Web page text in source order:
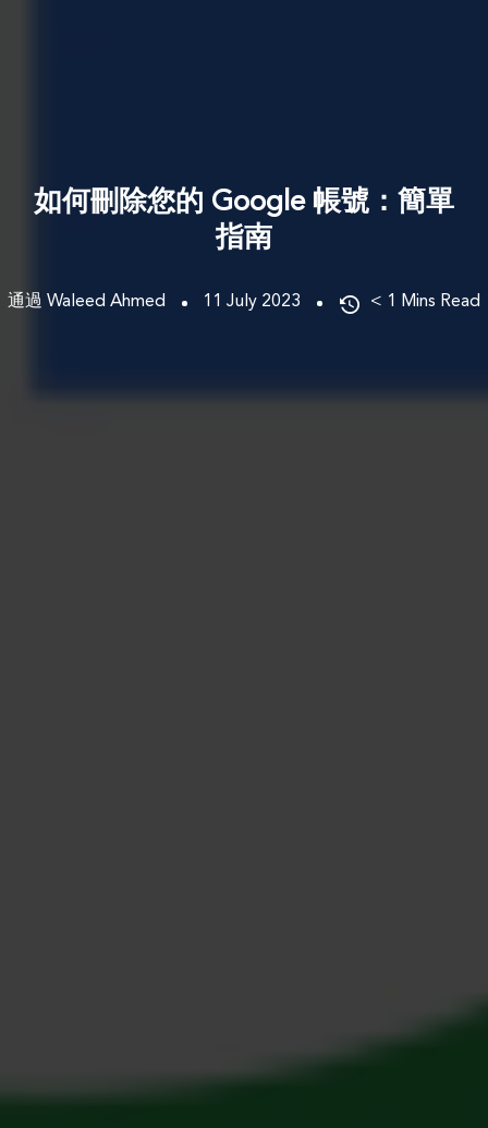
如何刪除您的 Google 帳號：簡單
指南
通過 Waleed Ahmed 11 July 2023 < 1 Mins Read